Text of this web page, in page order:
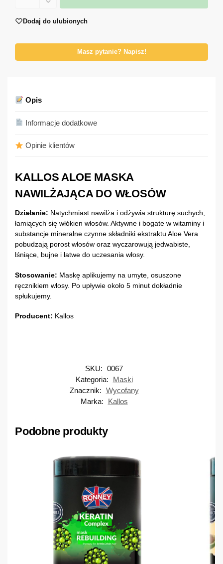
Dodaj do ulubionych
Masz pytanie? Napisz!
Opis
Informacje dodatkowe
Opinie klientów
KALLOS ALOE MASKA
NAWILŻAJĄCA DO WŁOSÓW
Działanie: Natychmiast nawilża i odżywia strukturę suchych,
łamiących się włókien włosów. Aktywne i bogate w witaminy i
substancje mineralne czynne składniki ekstraktu Aloe Vera
pobudzają porost włosów oraz wyczarowują jedwabiste,
lśniące, bujne i łatwe do uczesania włosy.
Stosowanie: Maskę aplikujemy na umyte, osuszone
ręcznikiem włosy. Po upływie około 5 minut dokładnie
spłukujemy.
Producent: Kallos
SKU: 0067
Kategoria:
Maski
Znacznik: Wycofany
Marka:
Kallos
Podobne produkty